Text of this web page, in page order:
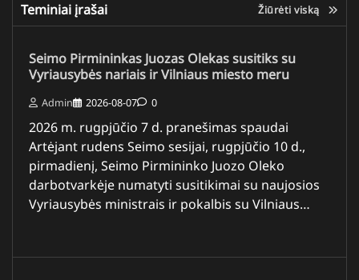
Teminiai įrašai Žiūrėti viską
Seimo Pirmininkas Juozas Olekas susitiks su
Vyriausybės nariais ir Vilniaus miesto meru
Admin 2026-08-07 0
2026 m. rugpjūčio 7 d. pranešimas spaudai
Artėjant rudens Seimo sesijai, rugpjūčio 10 d.,
pirmadienį, Seimo Pirmininko Juozo Oleko
darbotvarkėje numatyti susitikimai su naujosios
Vyriausybės ministrais ir pokalbis su Vilniaus…